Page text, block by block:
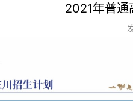
2021年普通